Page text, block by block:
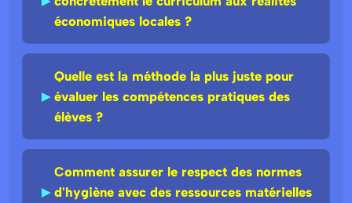
économiques locales ?
►
Quelle est la méthode la plus juste pour
évaluer les compétences pratiques des
élèves ?
►
Comment assurer le respect des normes
d'hygiène avec des ressources matérielles